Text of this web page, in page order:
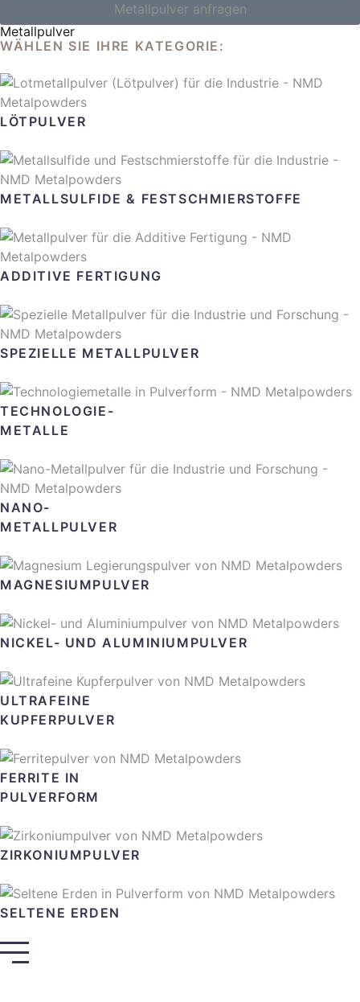
Metallpulver anfragen
Metallpulver
WÄHLEN SIE IHRE KATEGORIE:
LÖTPULVER
METALLSULFIDE & FESTSCHMIERSTOFFE
ADDITIVE FERTIGUNG
SPEZIELLE METALLPULVER
TECHNOLOGIE-
METALLE
NANO-
METALLPULVER
MAGNESIUMPULVER
NICKEL- UND ALUMINIUMPULVER
ULTRAFEINE
KUPFERPULVER
FERRITE IN
PULVERFORM
ZIRKONIUMPULVER
SELTENE ERDEN